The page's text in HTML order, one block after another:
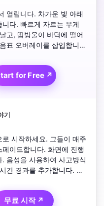
열립니다. 차가운 빛 아래
다. 빠르게 자르는 무게
고, 땀방울이 바닥에 떨어
표 오버레이를 삽입합니
것에 대한 태그라인으로
for Free ↗
기
시작하세요. 그들이 매주
이드합니다. 화면에 진행
음성을 사용하여 사고방식
간 경과를 추가합니다. 전
무료 시작 ↗